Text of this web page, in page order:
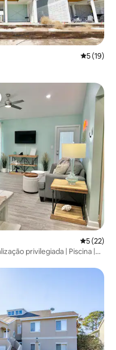
5 de uma
5 (19)
dos hóspedes
5 de uma
5 (22)
privilegiada | Piscina |